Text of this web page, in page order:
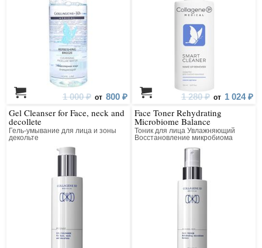
1 000 ₽ от 800 ₽ 1 280 ₽ от 1 024 ₽
Gel Cleanser for Face, neck and
decollete
Гель-умывание для лица и зоны
декольте
Face Toner Rehydrating
Microbiome Balance
Тоник для лица Увлажняющий
Восстановление микробиома